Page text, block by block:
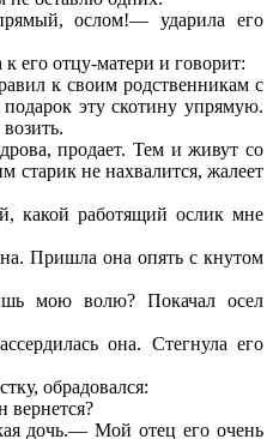
ослом!— ударила его
его отцу-матери и говорит:
к своим родственникам с
эту скотину упрямую.
продает. Тем и живут со
старик не нахвалится, жалеет
работящий ослик мне
Пришла она опять с кнутом
мою волю? Покачал осел
она. Стегнула его
обрадовался:
дочь.— Мой отец его очень